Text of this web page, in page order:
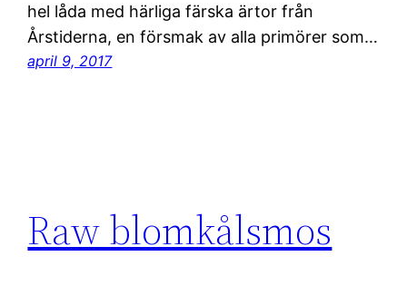
hel låda med härliga färska ärtor från
Årstiderna, en försmak av alla primörer som…
april 9, 2017
Raw blomkålsmos